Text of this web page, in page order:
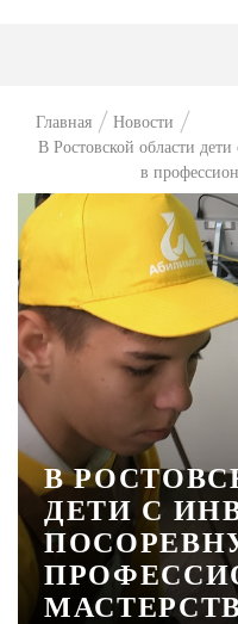
Главная
Новости
В Ростовской области
в
В
ДЕТИ С